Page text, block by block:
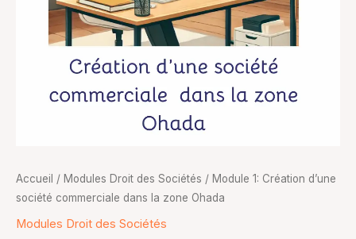
Accueil / Modules Droit des Sociétés / Module 1: Création d’une
société commerciale dans la zone Ohada
Modules Droit des Sociétés